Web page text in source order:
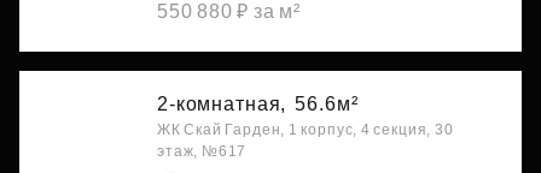
550 880 ₽ за м²
2-комнатная, 56.6м²
ЖК Скай Гарден, 1 корпус, 4 секция, 30
этаж, №617